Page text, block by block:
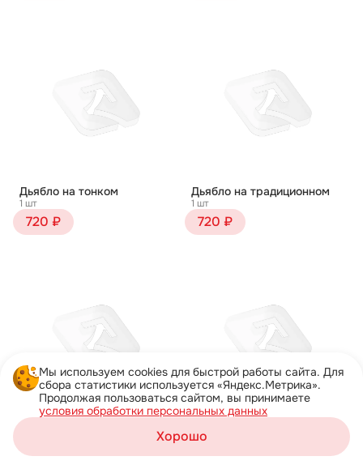
Мы используем cookies для быстрой работы сайта. Для
сбора статистики используется «Яндекс.Метрика».
Продолжая пользоваться сайтом, вы принимаете
условия обработки персональных данных
Хорошо
Каталог Акции Профиль
Дьябло на тонком
1 шт
720 ₽
Дьябло на традиционном
1 шт
720 ₽
Жульен на тонком
750 ₽
1 шт
750 ₽